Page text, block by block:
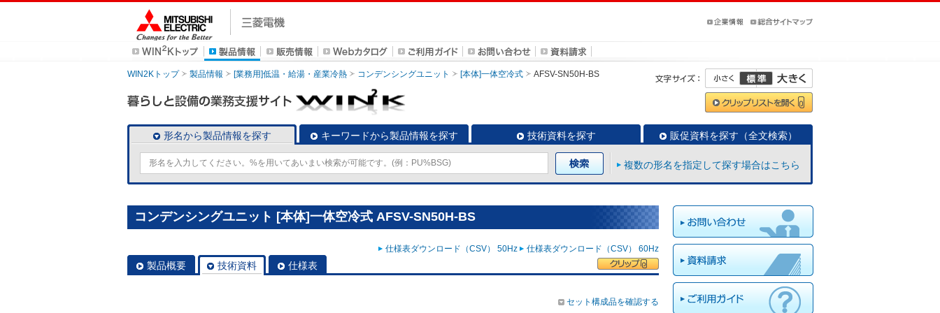
WIN2Kトップ 製品情報 [業務用]低温・給湯・産業冷熱 コンデンシングユニット [本体]一体空冷式 AFSV-SN50H-BS
形名から製品情報を探す キーワードから製品情報を探す 技術資料を探す 販促資料を探す（全文検索）
複数の形名を指定して探す場合はこちら
コンデンシングユニット [本体]一体空冷式 AFSV-SN50H-BS
仕様表ダウンロード（CSV） 50Hz 仕様表ダウンロード（CSV） 60Hz
製品概要 技術資料 仕様表
セット構成品を確認する